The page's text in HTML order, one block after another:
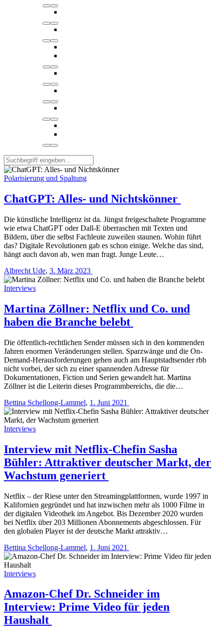
Polarisierung und Spaltung
ChatGPT: Alles- und Nichtskönner
Die künstliche Intelligenz ist da. Jüngst freigeschaltete Programme
wie etwa ChatGPT oder Dall-E überraschen mit Texten und
Bildern, über die selbst Fachleute zuweilen staunen. Wohin führt
das? Digitale Revolutionen gab es schon einige. Welche das sind,
hängt auch davon ab, wen man fragt. Junge Leute…
Albrecht Ude, 3. März 2023
Interviews
Martina Zöllner: Netflix und Co. und
haben die Branche belebt
Die öffentlich-rechtlichen Sender müssen sich in den kommenden
Jahren enormen Veränderungen stellen. Sparzwänge und die On-
Demand-Herausforderungen gehen auch am Hauptstadtsender rbb
nicht vorbei, der sich zu einer spannenden Adresse für
Dokumentationen, Fiction und Serien gewandelt hat. Martina
Zöllner ist die Leiterin dieses Programmbereichs, die die…
Bettina Schellong-Lammel, 1. Juni 2021
Interviews
Interview mit Netflix-Chefin Sasha
Bühler: Attraktiver deutscher Markt, der
Wachstum generiert
Netflix – der Riese unter den Streamingplattformen, wurde 1997 in
Kalifornien gegründet und hat inzwischen mehr als 1000 Filme in
der digitalen Videothek im Angebot. Bis Dezember 2020 wurden
bei Netflix über 203 Millionen Abonnements abgeschlossen. Für
den globalen Player ist der deutsche Markt attraktiv…
Bettina Schellong-Lammel, 1. Juni 2021
Interviews
Amazon-Chef Dr. Schneider im
Interview: Prime Video für jeden
Haushalt